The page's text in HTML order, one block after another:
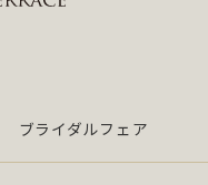
ブライダルフェア